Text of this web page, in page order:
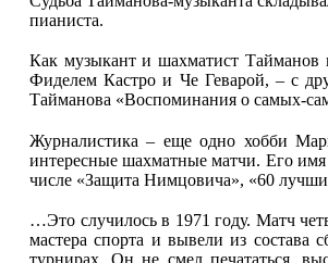
пианиста.
Как музыкант и шахматист Тайманов
Фиделем Кастро и Че Геварой, – с
Тайманова «Воспоминания о самых-
Журналистика – еще одно хобби
интересные шахматные матчи. Его
числе «Защита Нимцовича», «60
…Это случилось в 1971 году. Матч
мастера спорта и вывели из
турнирах. Он не смел печататься,